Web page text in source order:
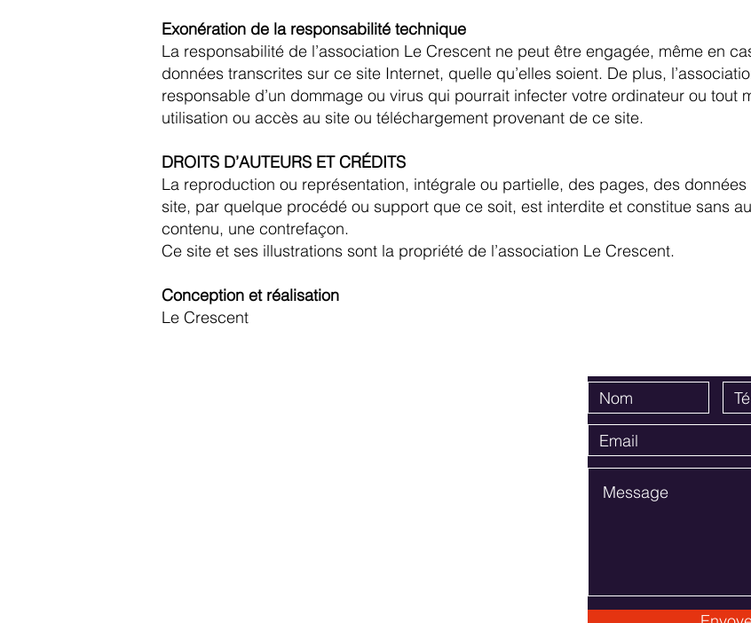
Exonération de la responsabilité technique
La responsabilité de l’association Le Crescent ne peut être engagée, même en
données transcrites sur ce site Internet, quelle qu’elles soient. De plus,
responsable d’un dommage ou virus qui pourrait infecter votre ordinateur ou tout
utilisation ou accès au site ou téléchargement provenant de ce site.
DROITS D’AUTEURS ET CRÉDITS
La reproduction ou représentation, intégrale ou partielle, des pages, des
site, par quelque procédé ou support que ce soit, est interdite et constitue sans
contenu, une contrefaçon.
Ce site et ses illustrations sont la propriété de l’association Le Crescent.
Conception et réalisation
Le Crescent